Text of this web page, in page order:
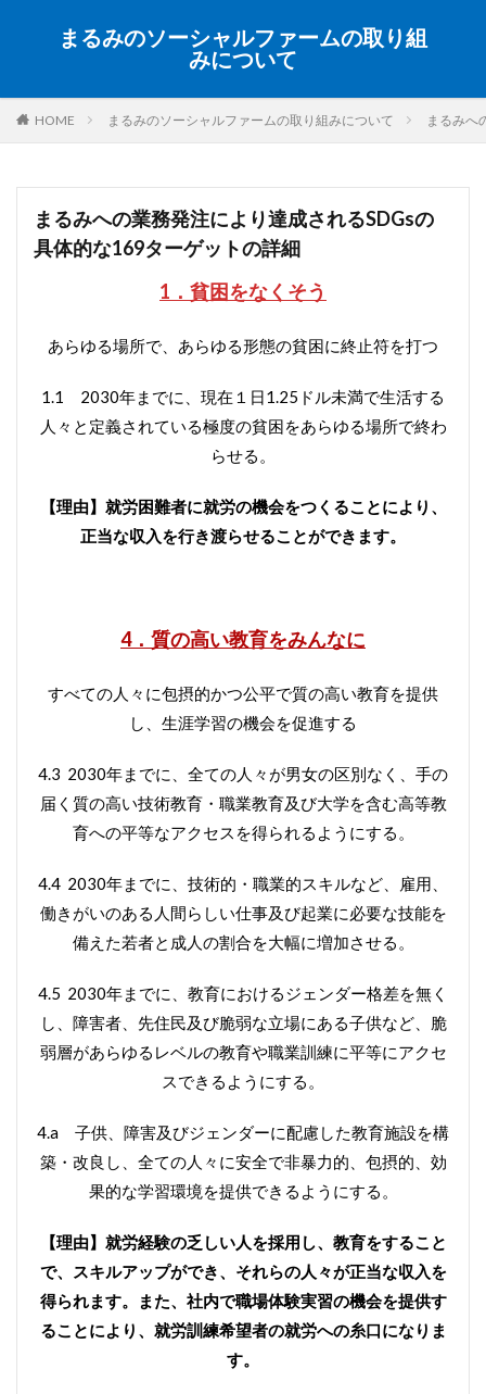
まるみのソーシャルファームの取り組
みについて
HOME まるみのソーシャルファームの取り組みについて まるみへ
まるみへの業務発注により達成されるSDGsの
具体的な169ターゲットの詳細
1．貧困をなくそう
あらゆる場所で、あらゆる形態の貧困に終止符を打つ
1.1 2030年までに、現在１日1.25ドル未満で生活する
人々と定義されている極度の貧困をあらゆる場所で終わ
らせる。
【理由】就労困難者に就労の機会をつくることにより、
正当な収入を行き渡らせることができます。
4．質の高い教育をみんなに
すべての人々に包摂的かつ公平で質の高い教育を提供
し、生涯学習の機会を促進する
4.3 2030年までに、全ての人々が男女の区別なく、手の
届く質の高い技術教育・職業教育及び大学を含む高等教
育への平等なアクセスを得られるようにする。
4.4 2030年までに、技術的・職業的スキルなど、雇用、
働きがいのある人間らしい仕事及び起業に必要な技能を
備えた若者と成人の割合を大幅に増加させる。
4.5 2030年までに、教育におけるジェンダー格差を無く
し、障害者、先住民及び脆弱な立場にある子供など、脆
弱層があらゆるレベルの教育や職業訓練に平等にアクセ
スできるようにする。
4.a 子供、障害及びジェンダーに配慮した教育施設を構
築・改良し、全ての人々に安全で非暴力的、包摂的、効
果的な学習環境を提供できるようにする。
【理由】就労経験の乏しい人を採用し、教育をすること
で、スキルアップができ、それらの人々が正当な収入を
得られます。また、社内で職場体験実習の機会を提供す
ることにより、就労訓練希望者の就労への糸口になりま
す。